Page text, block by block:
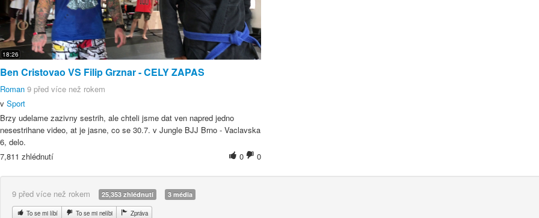
18:26
Ben Cristovao VS Filip Grznar - CELY ZAPAS
Roman 9 před více než rokem
v Sport
Brzy udelame zazivny sestrih, ale chteli jsme dat ven napred jedno
nesestrihane video, at je jasne, co se 30.7. v Jungle BJJ Brno - Vaclavska
6, delo.
0
0
7,811 zhlédnutí
9 před více než rokem 25,353 zhlédnutí 3 média
To se mi líbí To se mi nelíbi Zpráva